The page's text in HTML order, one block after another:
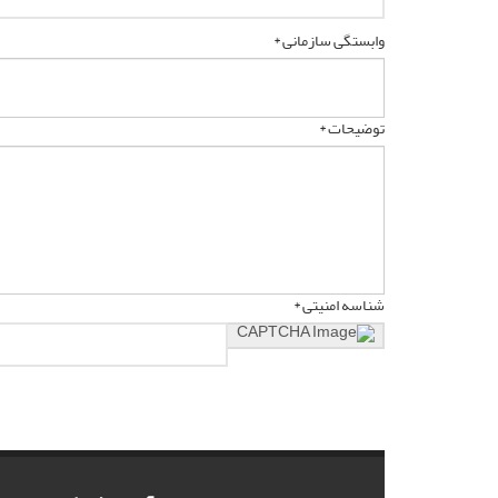
وابستگی سازمانی *
توضیحات *
شناسه امنیتی *